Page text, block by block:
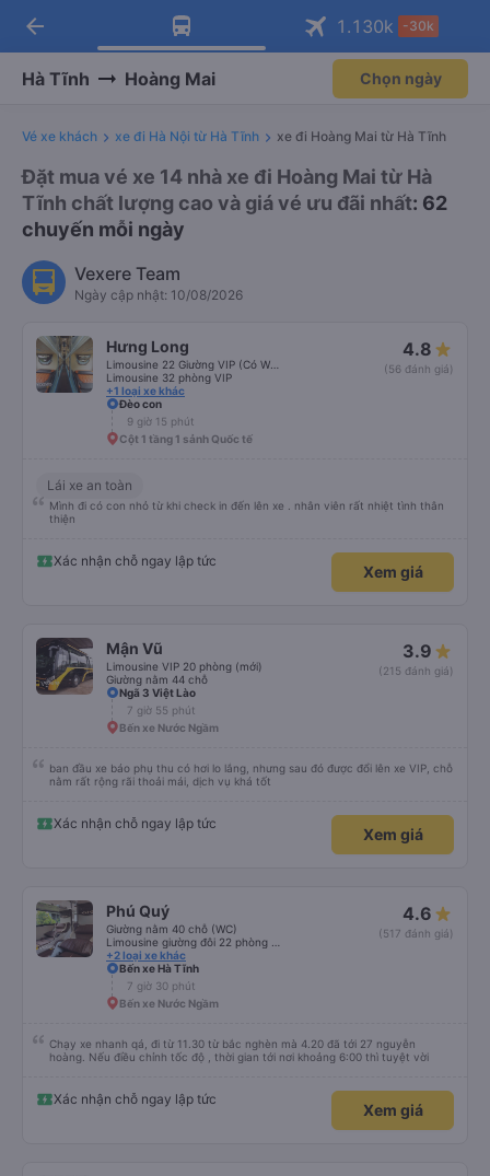
Tải app Vexere ngay!
Nhận ưu đãi thành viên độc
Mở app
Tải app Vexere
-30k/ghế khi đặt vé máy bay qua
Mở app
arrow_back 1.130k -30k
Hà Tĩnh Hoàng Mai Chọn ngày
Vé xe khách xe đi Hà Nội từ Hà Tĩnh xe đi Hoàng Mai từ Hà Tĩnh
Đặt mua vé xe 14 nhà xe đi Hoàng Mai từ Hà
Tĩnh chất lượng cao và giá vé ưu đãi nhất: 62
chuyến mỗi ngày
Vexere Team
Ngày cập nhật: 10/08/2026
Hưng Long
Limousine 32 phòng VIP
+1 loại xe khác
4.8
(56 đánh giá)
Đèo con
9 giờ 15 phút
Cột 1 tầng 1 sảnh Quốc tế
Lái xe an toàn
Mình đi có con nhỏ từ khi check in đến lên xe . nhân viên rất nhiệt tình thân
thiện
Xác nhận chỗ ngay lập tức
Xem giá
Mận Vũ
Limousine VIP 20 phòng (mới)
Giường nằm 44 chỗ
3.9
(215 đánh giá)
Ngã 3 Việt Lào
7 giờ 55 phút
Bến xe Nước Ngầm
ban đầu xe báo phụ thu có hơi lo lắng, nhưng sau đó được đổi lên xe VIP, chỗ
nằm rất rộng rãi thoải mái, dịch vụ khá tốt
Xác nhận chỗ ngay lập tức
Xem giá
Phú Quý
Giường nằm 40 chỗ (WC)
+2 loại xe khác
4.6
(517 đánh giá)
Bến xe Hà Tĩnh
7 giờ 30 phút
Bến xe Nước Ngầm
Chạy xe nhanh qá, đi từ 11.30 từ bắc nghèn mà 4.20 đã tới 27 nguyễn
hoàng. Nếu điều chỉnh tốc độ , thời gian tới nơi khoảng 6:00 thì tuyệt vời
Xác nhận chỗ ngay lập tức
Xem giá